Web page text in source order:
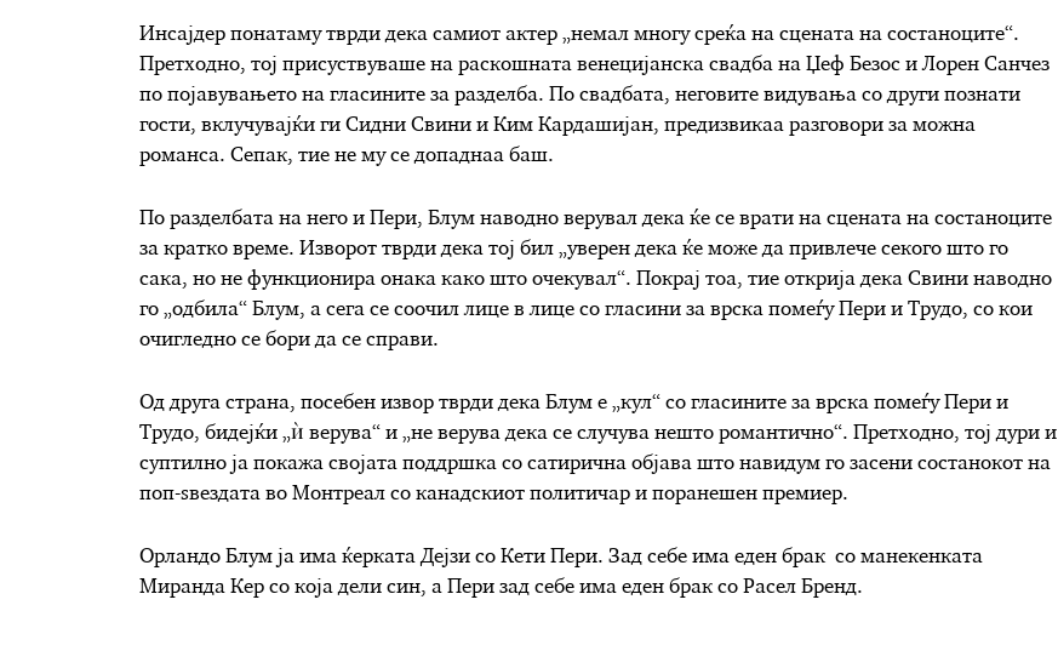
Инсајдер понатаму тврди дека самиот актер „немал многу среќа на сцената на состаноците“.
Претходно, тој присуствуваше на раскошната венецијанска свадба на Џеф Безос и Лорен Санчез
по појавувањето на гласините за разделба. По свадбата, неговите видувања со други познати
гости, вклучувајќи ги Сидни Свини и Ким Кардашијан, предизвикаа разговори за можна
романса. Сепак, тие не му се допаднаа баш.
По разделбата на него и Пери, Блум наводно верувал дека ќе се врати на сцената на состаноците
за кратко време. Изворот тврди дека тој бил „уверен дека ќе може да привлече секого што го
сака, но не функционира онака како што очекувал“. Покрај тоа, тие открија дека Свини наводно
го „одбила“ Блум, а сега се соочил лице в лице со гласини за врска помеѓу Пери и Трудо, со кои
очигледно се бори да се справи.
Од друга страна, посебен извор тврди дека Блум е „кул“ со гласините за врска помеѓу Пери и
Трудо, бидејќи „ѝ верува“ и „не верува дека се случува нешто романтично“. Претходно, тој дури и
суптилно ја покажа својата поддршка со сатирична објава што навидум го засени состанокот на
поп-ѕвездата во Монтреал со канадскиот политичар и поранешен премиер.
Орландо Блум ја има ќерката Дејзи со Кети Пери. Зад себе има еден брак со манекенката
Миранда Кер со која дели син, а Пери зад себе има eден брак со Расел Бренд.